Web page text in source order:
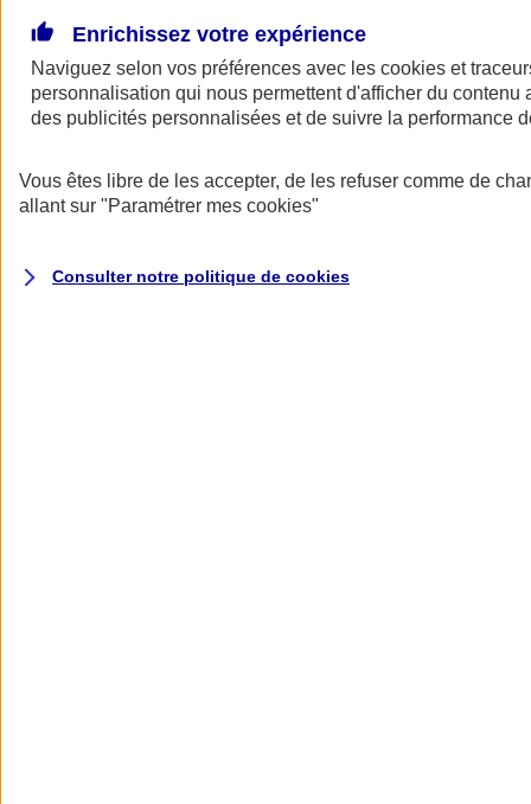
AXA Assurance
Enrichissez votre expérience
Naviguez selon vos préférences avec les cookies et
personnalisation qui nous permettent d'afficher du contenu
des publicités personnalisées et de suivre la performance
Vous êtes libre de les accepter, de les refuser comme de
allant sur "Paramétrer mes cookies"
Consulter notre politique de cookies